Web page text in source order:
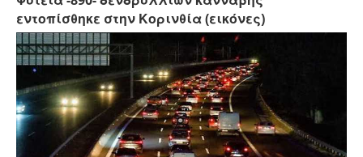
εντοπίσθηκε στην Κορινθία (εικόνες)